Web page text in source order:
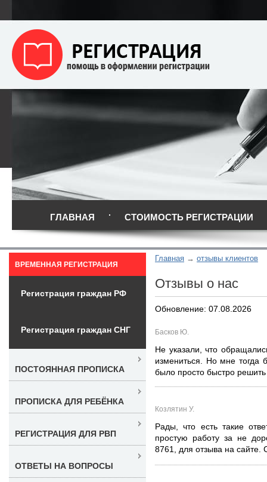
ГЛАВНАЯ СТОИМОСТЬ РЕГИСТРАЦИИ
Главная отзывы клиентов
Отзывы о нас
Обновление: 07.08.2026
Басков Ю.
Не указали, что
измениться. Но мне тогда
было просто быстро
Козлятин У.
Рады, что есть такие
простую работу за не
8761, для отзыва на сайте.
ВРЕМЕННАЯ РЕГИСТРАЦИЯ
Регистрация граждан РФ
Регистрация граждан СНГ
ПОСТОЯННАЯ ПРОПИСКА
ПРОПИСКА ДЛЯ РЕБЁНКА
РЕГИСТРАЦИЯ ДЛЯ РВП
ОТВЕТЫ НА ВОПРОСЫ